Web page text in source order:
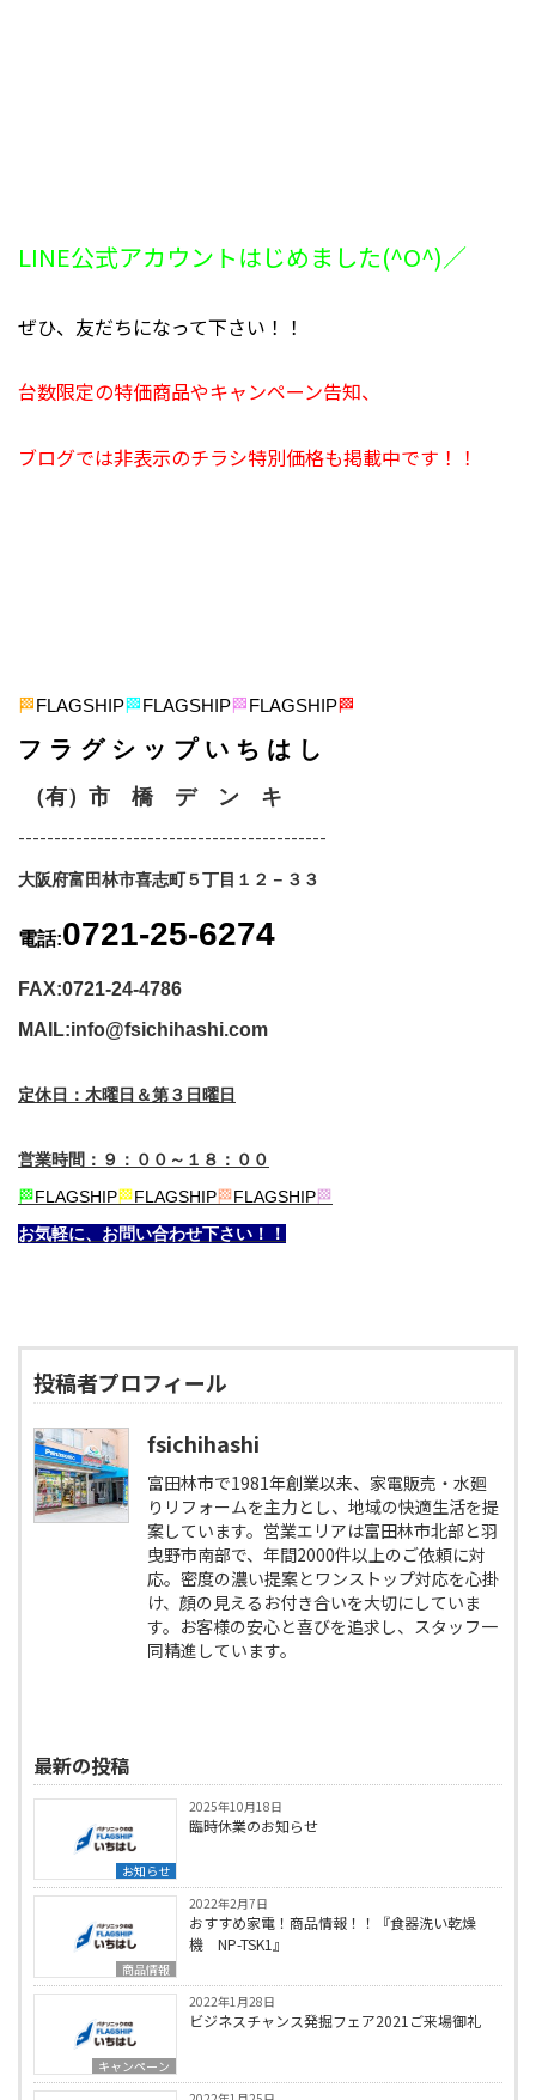
LINE公式アカウントはじめました(^O^)／
ぜひ、友だちになって下さい！！
台数限定の特価商品やキャンペーン告知、
ブログでは非表示のチラシ特別価格も掲載中です！！
🏁 FLAGSHIP🏁 FLAGSHIP🏁 FLAGSHIP🏁
フ ラ グ シ ッ プ い ち は し
（有）市 橋 デ ン キ
-------------------------------------------
大阪府富田林市喜志町５丁目１２－３３
電話:0721-25-6274
FAX:0721-24-4786
MAIL:info@fsichihashi.com
定休日：木曜日＆第３日曜日
営業時間：９：００～１８：００
🏁FLAGSHIP🏁FLAGSHIP🏁FLAGSHIP🏁
お気軽に、お問い合わせ下さい！！
投稿者プロフィール
fsichihashi
富田林市で1981年創業以来、家電販売・水廻
りリフォームを主力とし、地域の快適生活を提
案しています。営業エリアは富田林市北部と羽
曳野市南部で、年間2000件以上のご依頼に対
応。密度の濃い提案とワンストップ対応を心掛
け、顔の見えるお付き合いを大切にしていま
す。お客様の安心と喜びを追求し、スタッフ一
同精進しています。
最新の投稿
お知らせ
2025年10月18日
臨時休業のお知らせ
商品情報
2022年2月7日
おすすめ家電！商品情報！！『食器洗い乾燥
機 NP-TSK1』
キャンペーン
2022年1月28日
ビジネスチャンス発掘フェア2021ご来場御礼